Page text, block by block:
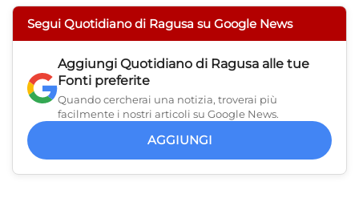
Segui Quotidiano di Ragusa su Google News
Aggiungi Quotidiano di Ragusa alle tue
Fonti preferite
Quando cercherai una notizia, troverai più
facilmente i nostri articoli su Google News.
AGGIUNGI